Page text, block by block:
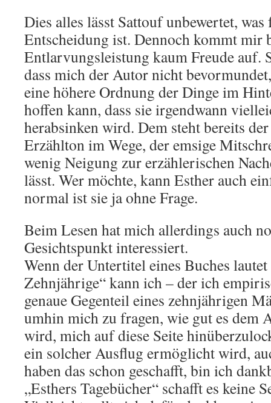
Dies alles lässt Sattouf unbewertet,
Entscheidung ist. Dennoch kommt mir
Entlarvungsleistung kaum Freude auf.
dass mich der Autor nicht
eine höhere Ordnung der Dinge im
hoffen kann, dass sie irgendwann
herabsinken wird. Dem steht bereits
Erzählton im Wege, der emsige
wenig Neigung zur erzählerischen
lässt. Wer möchte, kann Esther auch
normal ist sie ja ohne Frage.
Beim Lesen hat mich allerdings auch
Gesichtspunkt interessiert.
Wenn der Untertitel eines Buches
Zehnjährige“ kann ich – der ich
genaue Gegenteil eines zehnjährigen
umhin mich zu fragen, wie gut es dem
wird, mich auf diese Seite
ein solcher Ausflug ermöglicht wird,
haben das schon geschafft, bin ich
„Esthers Tagebücher“ schafft es keine